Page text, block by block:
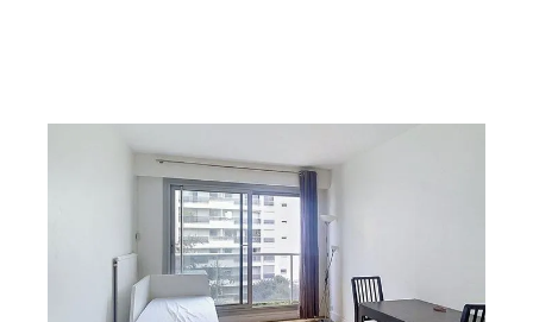
PARIS 75005
2, 1 pièce
Appartement F1 à vendre
229 000 €